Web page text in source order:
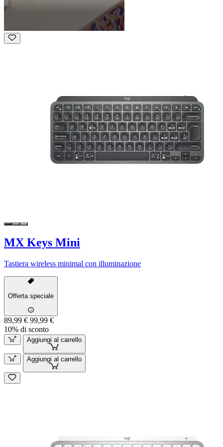
MX Keys Mini
Tastiera wireless minimal con illuminazione
Offerta speciale
89,99 € 99,99 €
10% di sconto
Aggiungi al carrello
Aggiungi al carrello